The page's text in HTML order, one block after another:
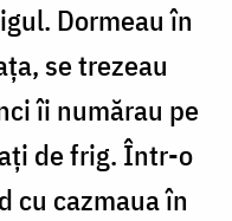
Dormeau în
se trezeau
îi numărau pe
de frig. Într-o
cu cazmaua în